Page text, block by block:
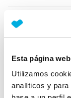
Esta página
Utilizamos
analíticos y para
Volante de